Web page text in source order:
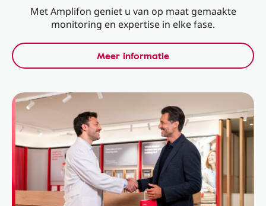
Met Amplifon geniet u van op maat gemaakte
monitoring en expertise in elke fase.
Meer informatie